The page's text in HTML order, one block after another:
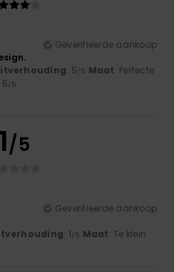
Geverifieerde aankoop
: 5/5 Maat: Perfecte
5/5
1/5
Geverifieerde aankoop
: 1/5 Maat: Te klein